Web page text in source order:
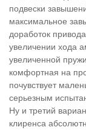
подвески
максимальное
доработок
увеличении хода
увеличенной
комфортная на
почувствует
серьезным
Ну и третий
клиренса